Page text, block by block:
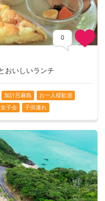
0
おいしいランチ
加計呂麻島
お一人様歓迎
女子会 子供連れ